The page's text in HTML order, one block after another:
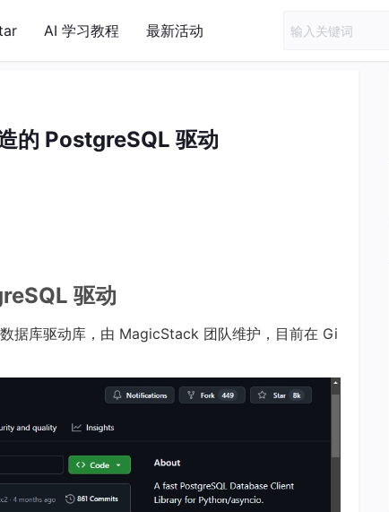
AI 学习教程 最新活动
的 PostgreSQL 驱动
驱动
据库驱动库，由 MagicStack 团队维护，目前在 Gi